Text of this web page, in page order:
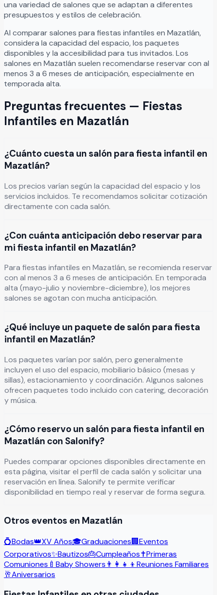
una variedad de salones que se adaptan a diferentes
presupuestos y estilos de celebración.
Al comparar salones para fiestas infantiles en Mazatlán,
considera la capacidad del espacio, los paquetes
disponibles y la accesibilidad para tus invitados. Los
salones en Mazatlán suelen recomendarse reservar con al
menos 3 a 6 meses de anticipación, especialmente en
temporada alta.
Preguntas frecuentes — Fiestas
Infantiles en Mazatlán
¿Cuánto cuesta un salón para fiesta infantil en
Mazatlán?
Los precios varían según la capacidad del espacio y los
servicios incluidos. Te recomendamos solicitar cotización
directamente con cada salón.
¿Con cuánta anticipación debo reservar para
mi fiesta infantil en Mazatlán?
Para fiestas infantiles en Mazatlán, se recomienda reservar
con al menos 3 a 6 meses de anticipación. En temporada
alta (mayo-julio y noviembre-diciembre), los mejores
salones se agotan con mucha anticipación.
¿Qué incluye un paquete de salón para fiesta
infantil en Mazatlán?
Los paquetes varían por salón, pero generalmente
incluyen el uso del espacio, mobiliario básico (mesas y
sillas), estacionamiento y coordinación. Algunos salones
ofrecen paquetes todo incluido con catering, decoración
y música.
¿Cómo reservo un salón para fiesta infantil en
Mazatlán con Salonify?
Puedes comparar opciones disponibles directamente en
esta página, visitar el perfil de cada salón y solicitar una
reservación en línea. Salonify te permite verificar
disponibilidad en tiempo real y reservar de forma segura.
Otros eventos en Mazatlán
💍Bodas👑XV Años🎓Graduaciones🏢Eventos
Corporativos✨Bautizos🎂Cumpleaños✝️Primeras
Comuniones 🍼 Baby Showers 👨‍👩‍👧‍👦 Reuniones Familiares
🥂Aniversarios